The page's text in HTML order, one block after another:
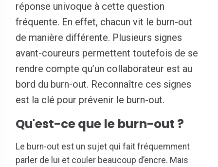
réponse univoque à cette question
fréquente. En effet, chacun vit le burn-out
de manière différente. Plusieurs signes
avant-coureurs permettent toutefois de se
rendre compte qu’un collaborateur est au
bord du burn-out. Reconnaître ces signes
est la clé pour prévenir le burn-out.
Qu'est-ce que le burn-out ?
Le burn-out est un sujet qui fait fréquemment
parler de lui et couler beaucoup d’encre. Mais